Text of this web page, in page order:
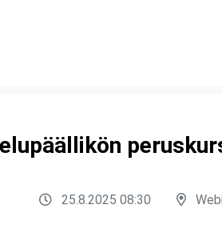
25.8.2025 08:30